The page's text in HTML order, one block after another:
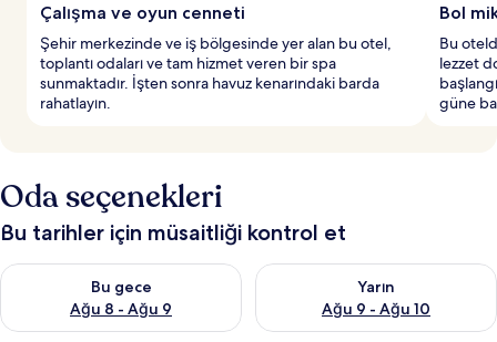
Çalışma ve oyun cenneti
Şehir merkezinde ve iş bölgesinde yer alan bu otel,
toplantı odaları ve tam hizmet veren bir spa
sunmaktadır. İşten sonra havuz kenarındaki barda
rahatlayın.
Bol
Bu
lezzet
güne
Oda seçenekleri
Bu tarihler için müsaitliği kontrol et
Bu gece
Ağu 8 - Ağu 9
Bu gece için müsaitliği kontrol et Ağu 8 - Ağu 9
Yarın
Ağu 9 - Ağu 10
Yarın için müsaitliği kontrol